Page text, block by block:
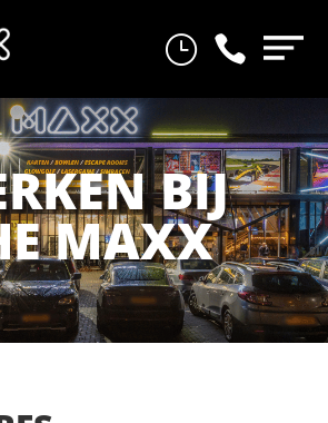

}
BIJ
MAXX